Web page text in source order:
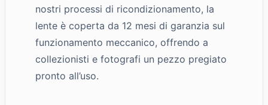
nostri processi di ricondizionamento, la
lente è coperta da 12 mesi di garanzia sul
funzionamento meccanico, offrendo a
collezionisti e fotografi un pezzo pregiato
pronto all’uso.